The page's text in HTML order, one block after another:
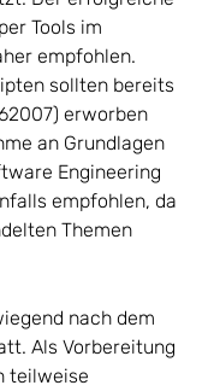
Tools im
empfohlen.
sollten bereits
erworben
an Grundlagen
Engineering
empfohlen, da
Themen
nach dem
Als Vorbereitung
teilweise